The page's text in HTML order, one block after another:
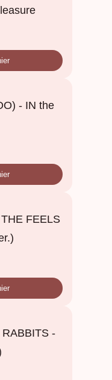
- IN the
FEELS
-